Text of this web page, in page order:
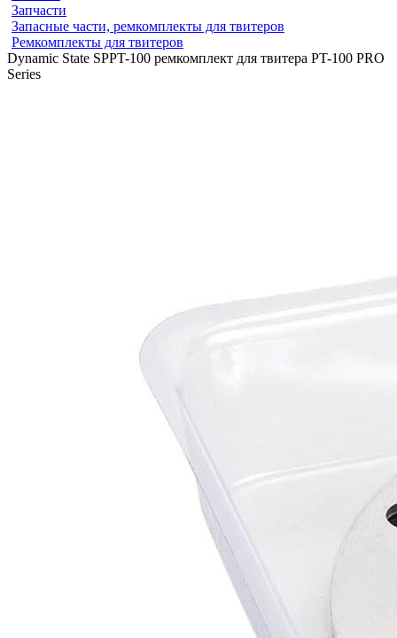
Запчасти
Запасные части, ремкомплекты для твитеров
Ремкомплекты для твитеров
Dynamic State SPPT-100 ремкомплект для твитера PT-100 PRO
Series